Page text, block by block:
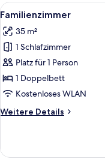
Alle
Fotos
für
Familienzimmer
anzeigen
4
Familienzimmer
35 m²
1 Schlafzimmer
Platz für 1 Person
1 Doppelbett
Kostenloses WLAN
Weitere Details
Weitere